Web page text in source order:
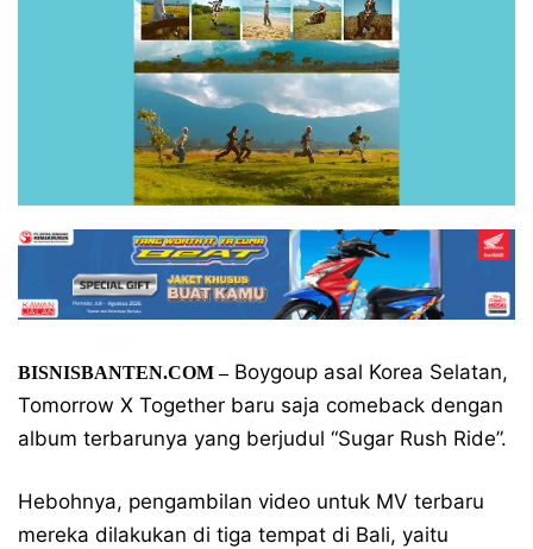
BISNISBANTEN.COM –Boygoup asal Korea Selatan,
Tomorrow X Together baru saja comeback dengan
album terbarunya yang berjudul “Sugar Rush Ride”.
Hebohnya, pengambilan video untuk MV terbaru
mereka dilakukan di tiga tempat di Bali, yaitu